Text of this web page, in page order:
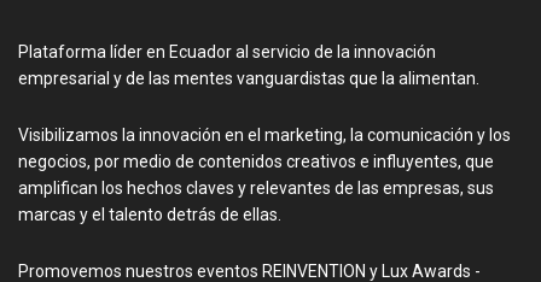
Plataforma líder en Ecuador al servicio de la innovación
empresarial y de las mentes vanguardistas que la alimentan.
Visibilizamos la innovación en el marketing, la comunicación y los
negocios, por medio de contenidos creativos e influyentes, que
amplifican los hechos claves y relevantes de las empresas, sus
marcas y el talento detrás de ellas.
Promovemos nuestros eventos REINVENTION y Lux Awards -